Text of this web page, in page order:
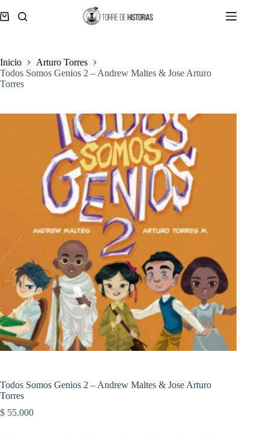
al
Carro
Inicio
Arturo Torres
Todos Somos Genios 2 – Andrew Maltes & Jose Arturo
Torres
Todos Somos Genios 2 – Andrew Maltes & Jose Arturo
Torres
$ 55.000